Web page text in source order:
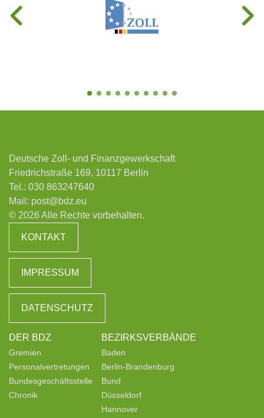
Deutsche Zoll- und Finanzgewerkschaft
Friedrichstraße 169, 10117 Berlin
Tel.: 030 863247640
Mail: post@bdz.eu
© 2026 Alle Rechte vorbehalten.
KONTAKT
IMPRESSUM
DATENSCHUTZ
DER BDZ
Gremien
Personalvertretungen
Bundesgeschäftsstelle
Chronik
BEZIRKSVERBÄNDE
Baden
Berlin-Brandenburg
Bund
Düsseldorf
Hannover